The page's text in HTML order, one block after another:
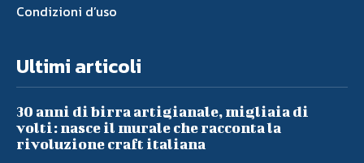
Condizioni d’uso
Ultimi articoli
30 anni di birra artigianale, migliaia di
volti: nasce il murale che racconta la
rivoluzione craft italiana